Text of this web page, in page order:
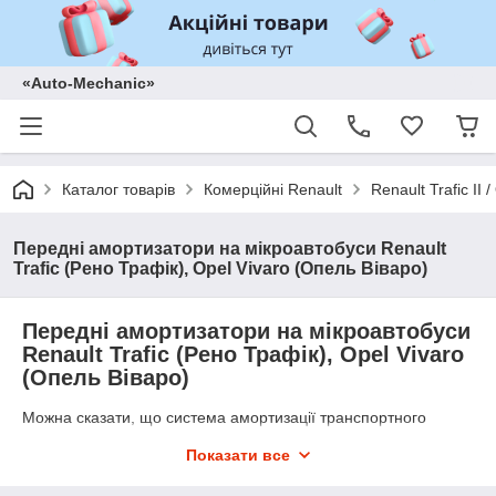
«Auto-Mechanic»
Каталог товарів Комерційні Renault Renault Trafic II
Передні амортизатори на мікроавтобуси Renault
Trafic (Рено Трафік), Opel Vivaro (Опель Віваро)
Передні амортизатори на мікроавтобуси
Renault Trafic (Рено Трафік), Opel Vivaro
(Опель Віваро)
Можна сказати, що система амортизації транспортного
амортизаційна система здійснює гасіння ударів і коливань.
Показати все